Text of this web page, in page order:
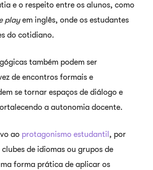
e o respeito entre os alunos, como
playem inglês, onde os estudantes
do cotidiano.
também podem ser
de encontros formais e
se tornar espaços de diálogo e
a autonomia docente.
ao protagonismo estudantil , por
de idiomas ou grupos de
forma prática de aplicar os